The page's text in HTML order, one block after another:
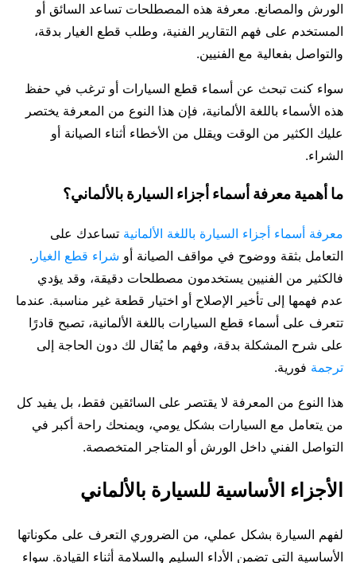
الورش والمصانع. معرفة هذه المصطلحات تساعد السائق أو
المستخدم على فهم التقارير الفنية، وطلب قطع الغيار بدقة،
والتواصل بفعالية مع الفنيين.
سواء كنت تبحث عن أسماء قطع السيارات أو ترغب في حفظ
هذه الأسماء باللغة الألمانية، فإن هذا النوع من المعرفة يختصر
عليك الكثير من الوقت ويقلل من الأخطاء أثناء الصيانة أو
الشراء.
ما أهمية معرفة أسماء أجزاء السيارة بالألماني؟
معرفة أسماء أجزاء السيارة باللغة الألمانية تساعدك على
التعامل بثقة ووضوح في مواقف الصيانة أو شراء قطع الغيار .
فالكثير من الفنيين يستخدمون مصطلحات دقيقة، وقد يؤدي
عدم فهمها إلى تأخير الإصلاح أو اختيار قطعة غير مناسبة. عندما
تتعرف على أسماء قطع السيارات باللغة الألمانية، تصبح قادرًا
على شرح المشكلة بدقة، وفهم ما يُقال لك دون الحاجة إلى
ترجمة فورية.
هذا النوع من المعرفة لا يقتصر على السائقين فقط، بل يفيد كل
من يتعامل مع السيارات بشكل يومي، ويمنحك راحة أكبر في
التواصل الفني داخل الورش أو المتاجر المتخصصة.
الأجزاء الأساسية للسيارة بالألماني
لفهم السيارة بشكل عملي، من الضروري التعرف على مكوناتها
الأساسية التي تضمن الأداء السليم والسلامة أثناء القيادة. سواء